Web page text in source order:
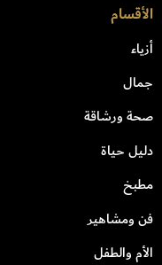
الأقسام
أزياء
جمال
صحة ورشاقة
دليل حياة
مطبخ
فن ومشاهير
الأم والطفل